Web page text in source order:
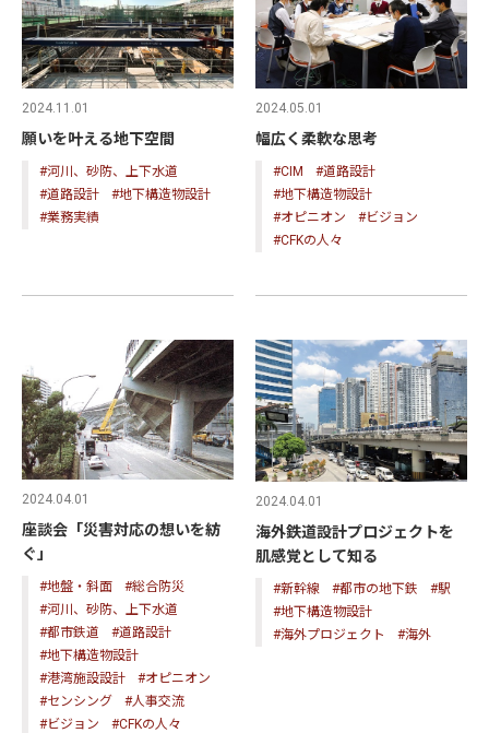
2024.11.01
願いを叶える地下空間
#河川、砂防、上下水道
#道路設計
#地下構造物設計
#業務実績
2024.05.01
幅広く柔軟な思考
#CIM
#道路設計
#地下構造物設計
#オピニオン
#ビジョン
#CFKの人々
2024.04.01
座談会「災害対応の想いを紡
ぐ」
#地盤・斜面
#総合防災
#河川、砂防、上下水道
#都市鉄道
#道路設計
#地下構造物設計
#港湾施設設計
#オピニオン
#センシング
#人事交流
#ビジョン
#CFKの人々
2024.04.01
海外鉄道設計プロジェクトを
肌感覚として知る
#新幹線 #都市の地下鉄
#駅
#地下構造物設計
#海外プロジェクト
#海外